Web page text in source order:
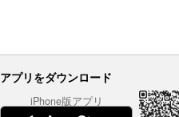
アプリをダウンロード
iPhone版アプリ